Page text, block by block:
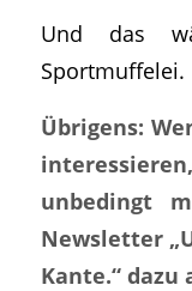
Und das
Sportmuffelei.
Übrigens:
unbedingt
Newsletter
Kante.“ dazu